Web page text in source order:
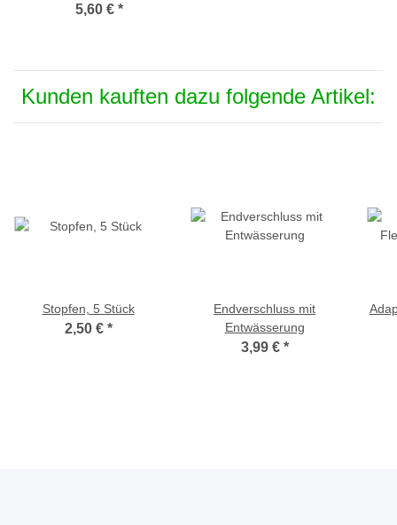
5,60 € *
Kunden kauften dazu folgende Artikel:
Stopfen, 5 Stück
2,50 € *
Endverschluss mit
Entwässerung
3,99 € *